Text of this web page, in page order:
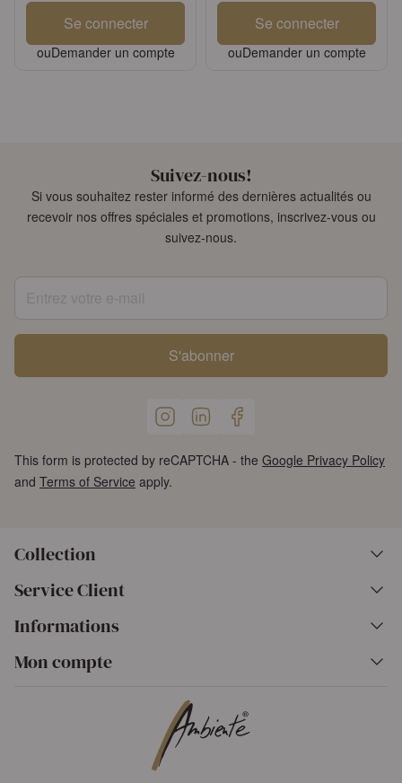
Se connecter
ouDemander un compte
Se connecter
ouDemander un compte
Suivez-nous!
Si vous souhaitez rester informé des dernières actualités ou
recevoir nos offres spéciales et promotions, inscrivez-vous ou
suivez-nous.
S'abonner
This form is protected by reCAPTCHA - the Google Privacy Policy
and Terms of Service apply.
Collection
Service Client
Informations
Mon compte